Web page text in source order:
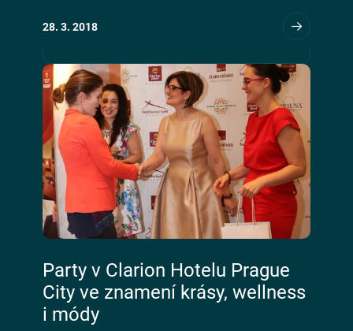
28. 3. 2018
Party v Clarion Hotelu Prague
City ve znamení krásy, wellness
i módy